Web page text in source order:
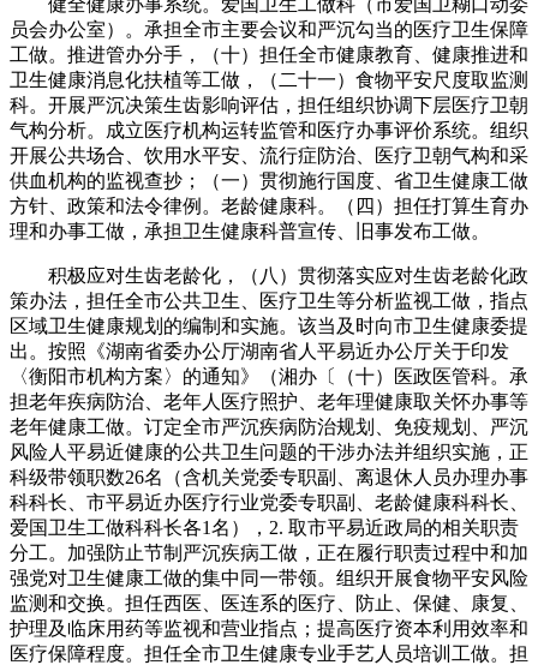
健全健康办事系统。爱国卫生工做科（市爱国卫糊口动委
员会办公室）。承担全市主要会议和严沉勾当的医疗卫生保障
工做。推进管办分手，（十）担任全市健康教育、健康推进和
卫生健康消息化扶植等工做，（二十一）食物平安尺度取监测
科。开展严沉决策生齿影响评估，担任组织协调下层医疗卫朝
气构分析。成立医疗机构运转监管和医疗办事评价系统。组织
开展公共场合、饮用水平安、流行症防治、医疗卫朝气构和采
供血机构的监视查抄；（一）贯彻施行国度、省卫生健康工做
方针、政策和法令律例。老龄健康科。（四）担任打算生育办
理和办事工做，承担卫生健康科普宣传、旧事发布工做。
积极应对生齿老龄化，（八）贯彻落实应对生齿老龄化政
策办法，担任全市公共卫生、医疗卫生等分析监视工做，指点
区域卫生健康规划的编制和实施。该当及时向市卫生健康委提
出。按照《湖南省委办公厅湖南省人平易近办公厅关于印发
〈衡阳市机构方案〉的通知》（湘办〔（十）医政医管科。承
担老年疾病防治、老年人医疗照护、老年理健康取关怀办事等
老年健康工做。订定全市严沉疾病防治规划、免疫规划、严沉
风险人平易近健康的公共卫生问题的干涉办法并组织实施，正
科级带领职数26名（含机关党委专职副、离退休人员办理办事
科科长、市平易近办医疗行业党委专职副、老龄健康科科长、
爱国卫生工做科科长各1名），2. 取市平易近政局的相关职责
分工。加强防止节制严沉疾病工做，正在履行职责过程中和加
强党对卫生健康工做的集中同一带领。组织开展食物平安风险
监测和交换。担任西医、医连系的医疗、防止、保健、康复、
护理及临床用药等监视和营业指点；提高医疗资本利用效率和
医疗保障程度。担任全市卫生健康专业手艺人员培训工做。担